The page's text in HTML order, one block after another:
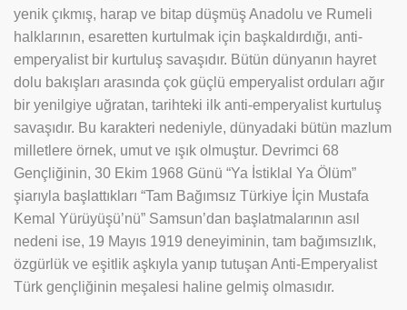
yenik çıkmış, harap ve bitap düşmüş Anadolu ve Rumeli
halklarının, esaretten kurtulmak için başkaldırdığı, anti-
emperyalist bir kurtuluş savaşıdır. Bütün dünyanın hayret
dolu bakışları arasında çok güçlü emperyalist orduları ağır
bir yenilgiye uğratan, tarihteki ilk anti-emperyalist kurtuluş
savaşıdır. Bu karakteri nedeniyle, dünyadaki bütün mazlum
milletlere örnek, umut ve ışık olmuştur. Devrimci 68
Gençliğinin, 30 Ekim 1968 Günü “Ya İstiklal Ya Ölüm”
şiarıyla başlattıkları “Tam Bağımsız Türkiye İçin Mustafa
Kemal Yürüyüşü’nü” Samsun’dan başlatmalarının asıl
nedeni ise, 19 Mayıs 1919 deneyiminin, tam bağımsızlık,
özgürlük ve eşitlik aşkıyla yanıp tutuşan Anti-Emperyalist
Türk gençliğinin meşalesi haline gelmiş olmasıdır.